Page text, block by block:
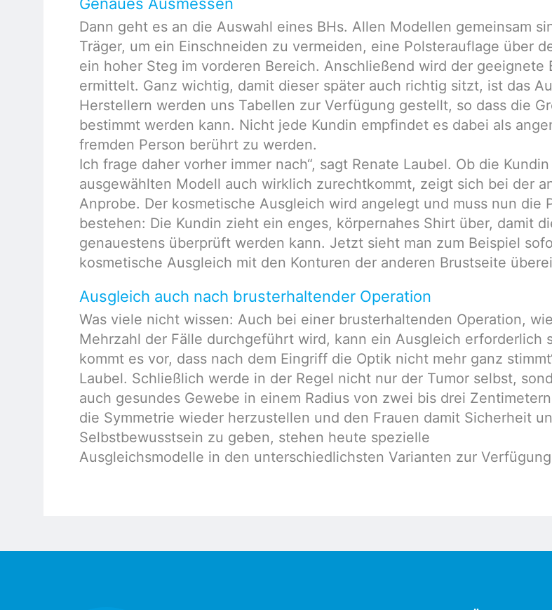
Genaues Ausmessen
Dann geht es an die Auswahl eines BHs. Allen Modellen gemeinsam
Träger, um ein Einschneiden zu vermeiden, eine Polsterauflage über
ein hoher Steg im vorderen Bereich. Anschließend wird der geeignete
ermittelt. Ganz wichtig, damit dieser später auch richtig sitzt, ist das
Herstellern werden uns Tabellen zur Verfügung gestellt, so dass die
bestimmt werden kann. Nicht jede Kundin empfindet es dabei als
fremden Person berührt zu werden.
Ich frage daher vorher immer nach“, sagt Renate Laubel. Ob die
ausgewählten Modell auch wirklich zurechtkommt, zeigt sich bei der
Anprobe. Der kosmetische Ausgleich wird angelegt und muss nun die
bestehen: Die Kundin zieht ein enges, körpernahes Shirt über, damit
genauestens überprüft werden kann. Jetzt sieht man zum Beispiel
kosmetische Ausgleich mit den Konturen der anderen Brustseite
Ausgleich auch nach brusterhaltender Operation
Was viele nicht wissen: Auch bei einer brusterhaltenden Operation,
Mehrzahl der Fälle durchgeführt wird, kann ein Ausgleich erforderlich
kommt es vor, dass nach dem Eingriff die Optik nicht mehr ganz
Laubel. Schließlich werde in der Regel nicht nur der Tumor selbst,
auch gesundes Gewebe in einem Radius von zwei bis drei
die Symmetrie wieder herzustellen und den Frauen damit Sicherheit
Selbstbewusstsein zu geben, stehen heute spezielle
Ausgleichsmodelle in den unterschiedlichsten Varianten zur